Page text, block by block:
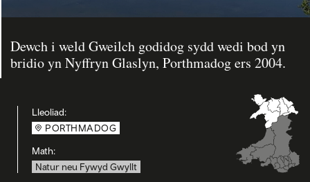
Dewch i weld Gweilch godidog sydd wedi bod yn
bridio yn Nyffryn Glaslyn, Porthmadog ers 2004.
Lleoliad:
PORTHMADOG
Math:
Natur neu Fywyd Gwyllt